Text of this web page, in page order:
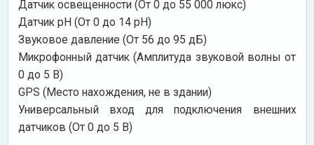
Датчик освещенности (От 0 до 55 000 люкс)
Датчик pH (От 0 до 14 pH)
Звуковое давление (От 56 до 95 дБ)
Микрофонный датчик (Амплитуда звуковой волны от
0 до 5 В)
GPS (Место нахождения, не в здании)
Универсальный вход для подключения внешних
датчиков (От 0 до 5 В)